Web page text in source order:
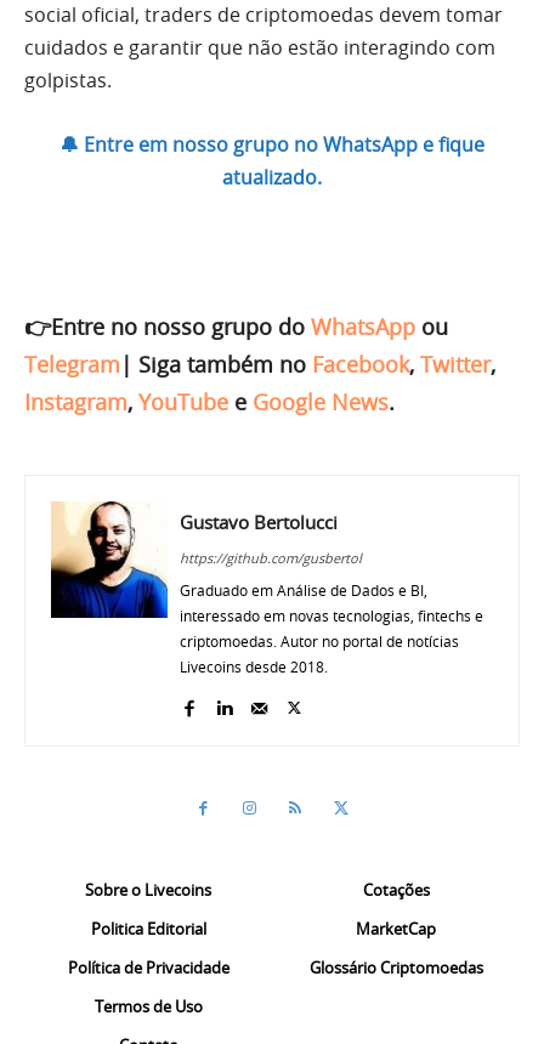
social oficial, traders de criptomoedas devem tomar
cuidados e garantir que não estão interagindo com
golpistas.
🔔 Entre em nosso grupo no WhatsApp e fique
atualizado.
👉Entre no nosso grupo do WhatsApp ou
Telegram | Siga também no Facebook, Twitter,
Instagram, YouTube e Google News.
Gustavo Bertolucci
https://github.com/gusbertol
Graduado em Análise de Dados e BI,
interessado em novas tecnologias, fintechs e
criptomoedas. Autor no portal de notícias
Livecoins desde 2018.
Sobre o Livecoins
Politica Editorial
Política de Privacidade
Termos de Uso
Cotações
MarketCap
Glossário Criptomoedas